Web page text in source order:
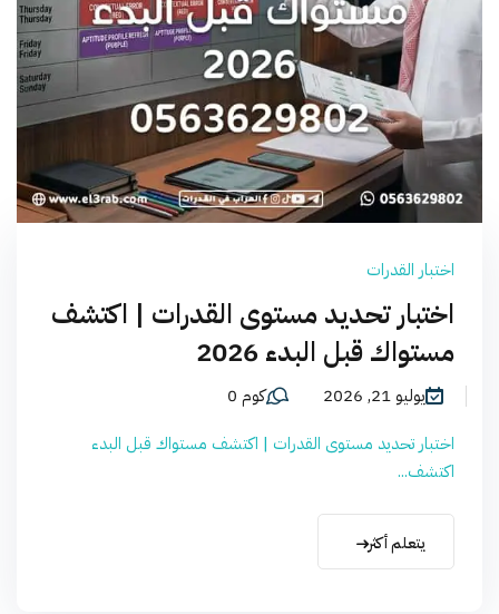
اختبار القدرات
اختبار تحديد مستوى القدرات | اكتشف
مستواك قبل البدء 2026
يوليو 21, 2026
كوم 0
اختبار تحديد مستوى القدرات | اكتشف مستواك قبل البدء
اكتشف...
يتعلم أكثر